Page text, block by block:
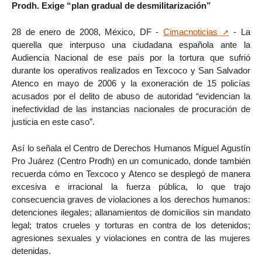
Prodh. Exige “plan gradual de desmilitarización”
28 de enero de 2008, México, DF -Cimacnoticias
- La
querella que interpuso una ciudadana española ante la
Audiencia Nacional de ese país por la tortura que sufrió
durante los operativos realizados en Texcoco y San Salvador
Atenco en mayo de 2006 y la exoneración de 15 policías
acusados por el delito de abuso de autoridad “evidencian la
inefectividad de las instancias nacionales de procuración de
justicia en este caso”.
Así lo señala el Centro de Derechos Humanos Miguel Agustín
Pro Juárez (Centro Prodh) en un comunicado, donde también
recuerda cómo en Texcoco y Atenco se desplegó de manera
excesiva e irracional la fuerza pública, lo que trajo
consecuencia graves de violaciones a los derechos humanos:
detenciones ilegales; allanamientos de domicilios sin mandato
legal; tratos crueles y torturas en contra de los detenidos;
agresiones sexuales y violaciones en contra de las mujeres
detenidas.